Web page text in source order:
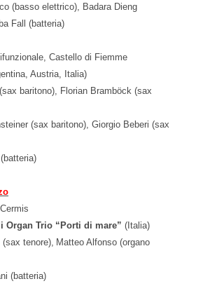
(basso elettrico), Badara Dieng
Fall (batteria)
Castello di Fiemme
Austria, Italia)
baritono), Florian Bramböck (sax
(sax baritono), Giorgio Beberi (sax
Organ Trio “Porti di mare” (Italia)
tenore), Matteo Alfonso (organo
(batteria)